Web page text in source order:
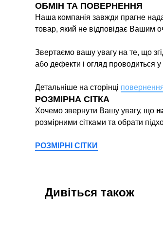
ОБМІН ТА ПОВЕРНЕННЯ
Наша компанія завжди прагне
товар, який не відповідає Вашим
Звертаємо вашу увагу на те, що
або дефекти і огляд проводиться
Детальніше на сторінці
РОЗМІРНА СІТКА
Хочемо звернути Вашу увагу, що
розмірними сітками та обрати
РОЗМІРНІ СІТКИ
Дивіться також